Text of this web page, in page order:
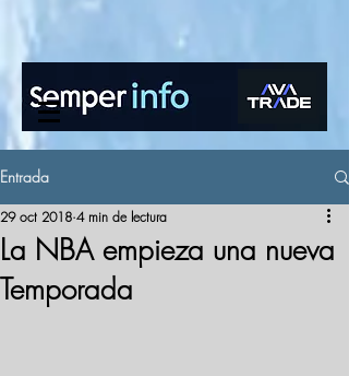
Entrada
La NBA empieza una nueva
Temporada
29 oct 2018 4 min de lectura